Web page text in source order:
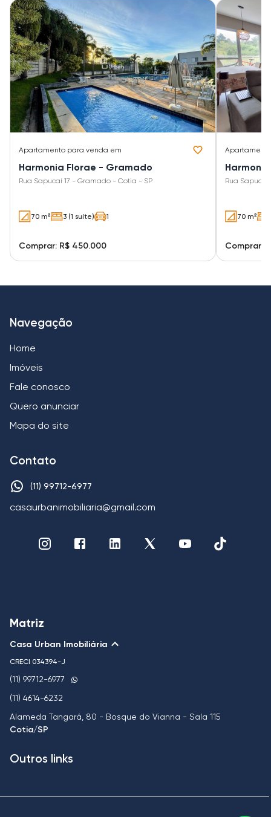
Apartamento para venda em
Harmonia Florae - Gramado
Rua Sapucaí 17 - Gramado - Cotia - SP
70 m² 3 (1 suíte) 1
Comprar: R$ 450.000
Rua
70 m²
Comprar:
Navegação
Home
Imóveis
Fale conosco
Quero anunciar
Mapa do site
Contato
(11) 99712-6977
casaurbanimobiliaria@gmail.com
Matriz
Casa Urban Imobiliária
CRECI 034394-J
(11) 99712-6977
(11) 4614-6232
Alameda Tangará, 80 - Bosque do Vianna - Sala 115
Cotia/SP
Outros links